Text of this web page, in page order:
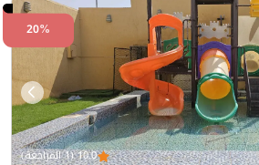
10.0 (1 المراجعة)
20%